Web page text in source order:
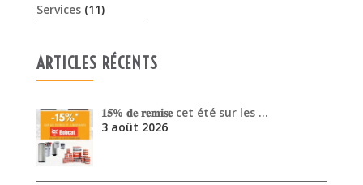
Services(11)
ARTICLES RÉCENTS
𝟏𝟓% 𝐝𝐞 𝐫𝐞𝐦𝐢𝐬𝐞 cet été sur les …
3 août 2026